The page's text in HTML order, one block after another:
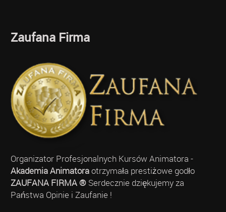
Zaufana Firma
Organizator Profesjonalnych Kursów Animatora -
Akademia Animatoraotrzymała prestiżowe godło
ZAUFANA FIRMA ®Serdecznie dziękujemy za
Państwa Opinie i Zaufanie !